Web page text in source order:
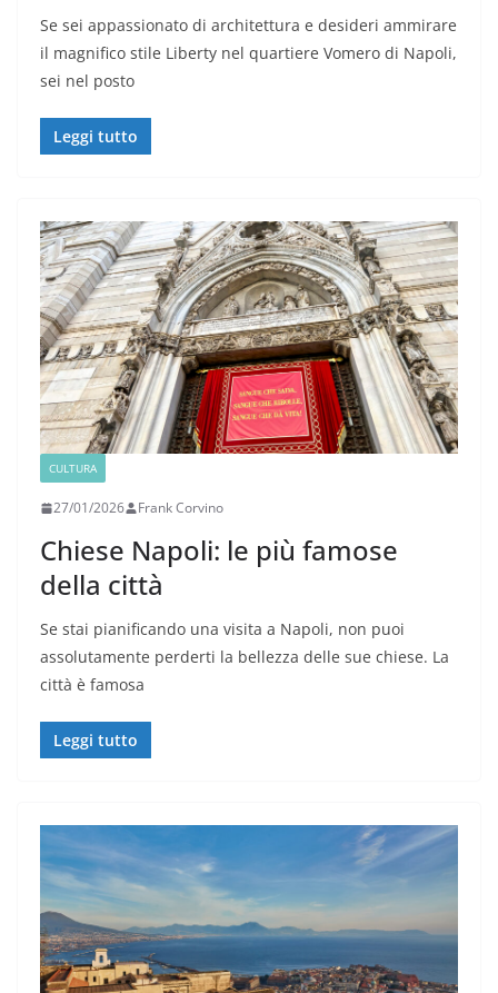
Se sei appassionato di architettura e desideri ammirare
il magnifico stile Liberty nel quartiere Vomero di Napoli,
sei nel posto
Leggi tutto
CULTURA
27/01/2026 Frank Corvino
Chiese Napoli: le più famose
della città
Se stai pianificando una visita a Napoli, non puoi
assolutamente perderti la bellezza delle sue chiese. La
città è famosa
Leggi tutto